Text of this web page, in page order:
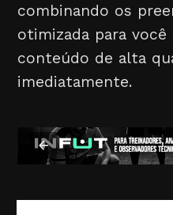
combinando os
otimizada para
conteúdo de alta
imediatamente.